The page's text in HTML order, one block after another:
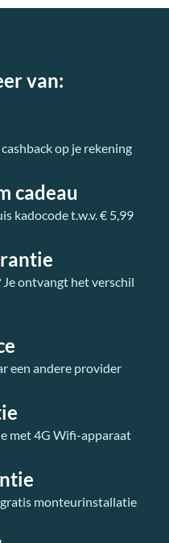
van:
op je rekening
cadeau
kadocode t.w.v. € 5,99
ontvangt het verschil
een andere provider
met 4G Wifi-apparaat
monteurinstallatie